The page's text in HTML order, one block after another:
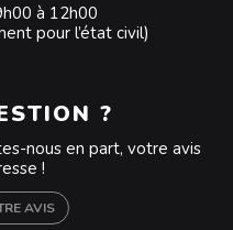
à 12h00
pour l’état civil)
?
nous en part, votre avis
!
AVIS